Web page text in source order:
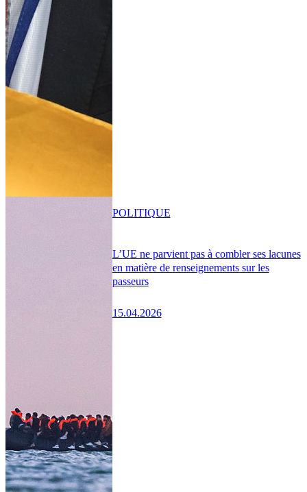
L’UE ne parvient pas à combler ses lacunes
en matière de renseignements sur les
passeurs
15.04.2026
POLITIQUE